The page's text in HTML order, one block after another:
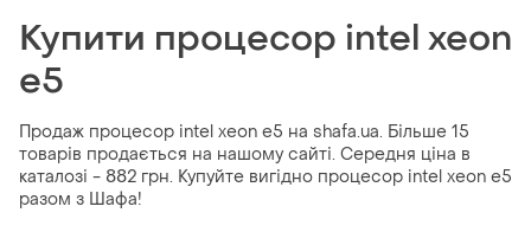
Купити процесор intel xeon
e5
Продаж процесор intel xeon e5 на shafa.ua. Більше 15
товарів продається на нашому сайті. Середня ціна в
каталозі - 882 грн. Купуйте вигідно процесор intel xeon e5
разом з Шафа!